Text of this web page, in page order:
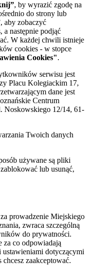
, by wyrazić zgodę na
do strony lub
, aby zobaczyć
a następnie podjąć
W każdej chwili istnieje
cookies - w stopce
Cookies".
serwisu jest
Placu Kolegiackim 17,
dane jest
Centrum
Noskowskiego 12/14, 61-
Twoich danych
używane są pliki
lub usunąć,
prowadzenie Miejskiego
zwraca szczególną
do prywatności.
za co odpowiadają
ustawieniami dotyczącymi
zaakceptować.